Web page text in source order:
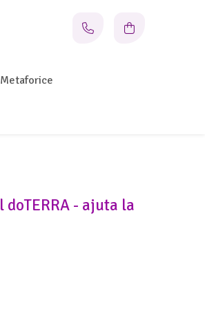
- ajuta la